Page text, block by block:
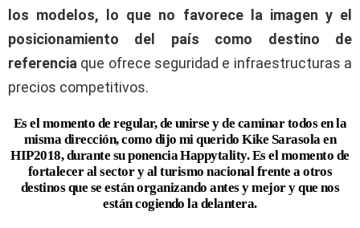
los modelos, lo que no favorece la imagen y el
posicionamiento del país como destino de
referencia que ofrece seguridad e infraestructuras a
precios competitivos.
Es el momento de regular, de unirse y de caminar todos en la
misma dirección, como dijo mi querido Kike Sarasola en
HIP2018, durante su ponencia Happytality. Es el momento de
fortalecer al sector y al turismo nacional frente a otros
destinos que se están organizando antes y mejor y que nos
están cogiendo la delantera.